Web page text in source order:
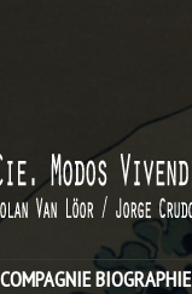
COMPAGNIE BIOGRAPHIE